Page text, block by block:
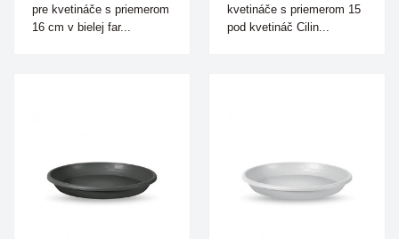
pre kvetináče s priemerom
16 cm v bielej far...
kvetináče s priemerom 15
pod kvetináč Cilin...